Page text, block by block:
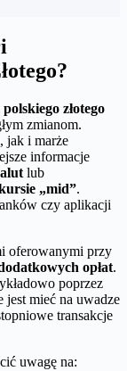
polskiego złotego
zmianom.
jak i marże
informacje
lub
„mid”.
czy aplikacji
oferowanymi przy
opłat.
poprzez
jest mieć na uwadze
transakcje
uwagę na: